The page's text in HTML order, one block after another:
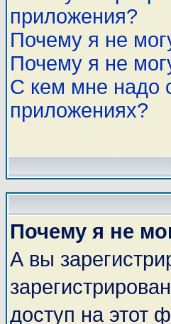
приложения?
Почему я не
Почему я не
С кем мне надо
приложениях?
Почему я не
А вы
доступ на этот